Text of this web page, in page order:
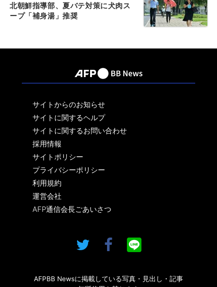
北朝鮮指導部、夏バテ対策に犬肉ス
ープ「補身湯」推奨
サイトからのお知らせ
サイトに関するヘルプ
サイトに関するお問い合わせ
採用情報
サイトポリシー
プライバシーポリシー
利用規約
運営会社
AFP通信会長ごあいさつ
AFPBB Newsに掲載している写真・見出し・記事